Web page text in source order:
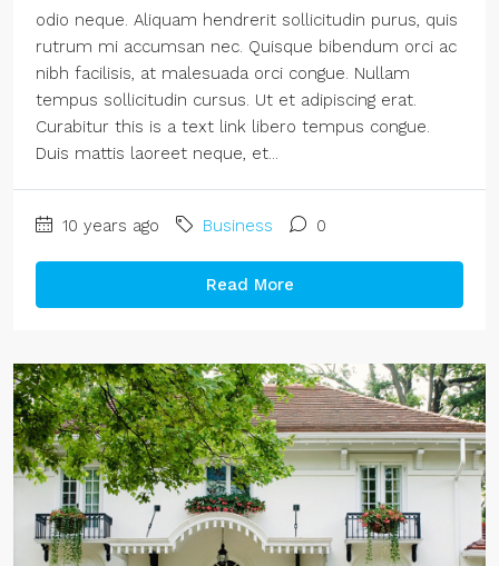
odio neque. Aliquam hendrerit sollicitudin purus, quis
rutrum mi accumsan nec. Quisque bibendum orci ac
nibh facilisis, at malesuada orci congue. Nullam
tempus sollicitudin cursus. Ut et adipiscing erat.
Curabitur this is a text link libero tempus congue.
Duis mattis laoreet neque, et...
10 years ago Business 0
Read More